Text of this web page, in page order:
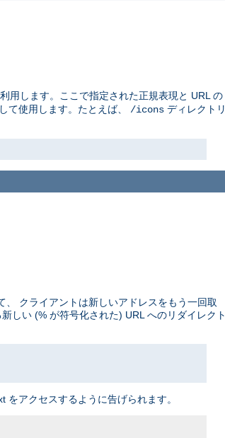
用します。ここで指定された正規表現と URL の
て使用します。たとえば、 /icons ディレクトリ
クライアントは新しいアドレスをもう一回取
しい (% が符号化された) URL へのリダイレクト
アクセスするように告げられます。